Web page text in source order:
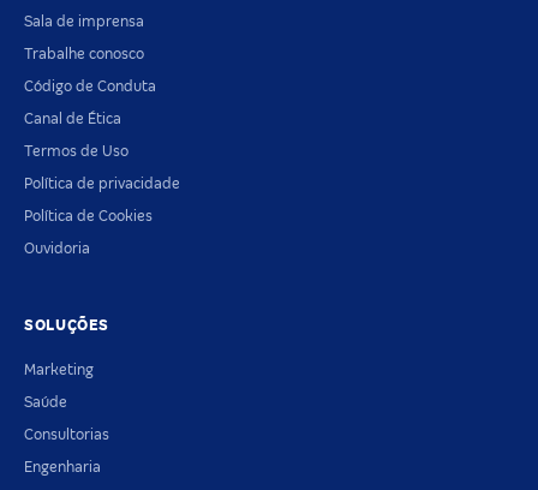
Sala de imprensa
Trabalhe conosco
Código de Conduta
Canal de Ética
Termos de Uso
Política de privacidade
Política de Cookies
Ouvidoria
SOLUÇÕES
Marketing
Saúde
Consultorias
Engenharia